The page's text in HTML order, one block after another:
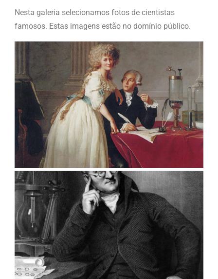
Nesta galeria selecionamos fotos de cientistas
famosos. Estas imagens estão no domínio público.